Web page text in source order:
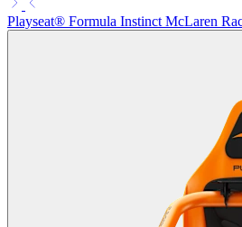
Playseat® Formula Instinct McLaren